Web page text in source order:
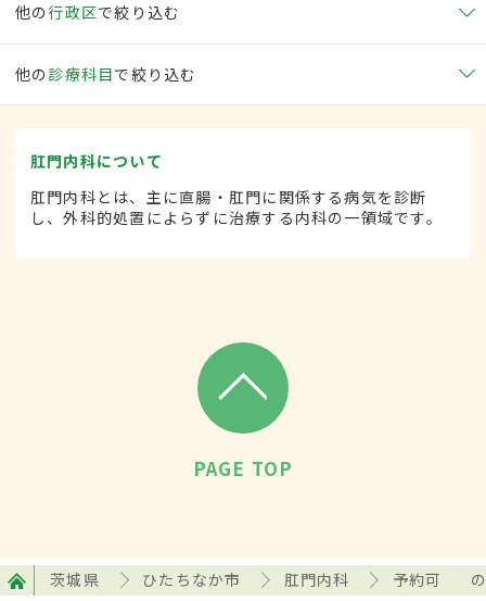
他の行政区で絞り込む
他の 診療科目で絞り込む
肛門内科について
肛門内科とは、主に直腸・肛門に関係する病気を診断
し、外科的処置によらずに治療する内科の一領域です。
PAGE TOP
茨城県 ひたちなか市 肛門内科 予約可